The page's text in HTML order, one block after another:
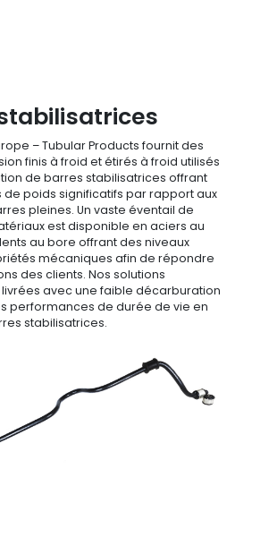
– Tubular Products fournit des
finis à froid et étirés à froid utilisés
de barres stabilisatrices offrant
poids significatifs par rapport aux
pleines. Un vaste éventail de
est disponible en aciers au
au bore offrant des niveaux
mécaniques afin de répondre
des clients. Nos solutions
avec une faible décarburation
performances de durée de vie en
stabilisatrices.